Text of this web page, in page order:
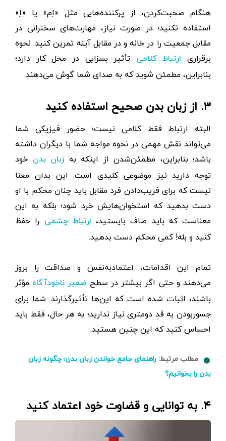
هنگام صحبت‌کردن، از پرکننده‌هایی مثل «اِم» یا «اِ»
استفاده نکنید؛ در صورت نیاز، مهارت‌های سخنرانی در
مقابل جمعیت را در خانه و در مقابل آینه تمرین کنید. نحوه
برقراری ارتباط کلامی تأثیر بسزایی در محل کار دارد؛
بنابراین، مطمئن شوید که به صدای شما گوش می‌دهند.
۳. از زبان بدن صحیح استفاده کنید
البته ارتباط فقط کلامی نیست؛ حضور فیزیکی شما
می‌تواند نقش مهمی در نحوه مواجه شما با دیگران داشته
باشد؛ بنابراین، مطمئن‌شدن از اینکه به زبان بدن خود
توجه دارید نیز موضوعی کلیدی است. این بدان معنا
نیست که برای فریب‌دادن فرد مقابل باید چنان محکم با او
دست بدهید که استخوان‌هایش خرد شود؛ بلکه به این
معناست که باید صاف بایستید، ارتباط چشمی را حفظ
کنید و بله! کمی محکم دست بدهید.
تمام این اقدامات، اعتماد‌به‌نفس و صداقت را بروز
می‌دهند و حتی اگر بیشتر در سطح ضمیر ناخودآگاه مؤثر
باشند، اثبات شده‌ است که این‌ها تأثیرگذارند. شما برای
جسوربودن به قد دومتری نیاز ندارید؛ به هر حال، فقط باید
احساس کنید که این چنین هستید.
مطلب مرتبط: راهنمای جامع خواندن زبان بدن؛ چگونه زبان
بدن را بخوانیم؟
۴. به توانایی و قضاوت خود اعتماد کنید